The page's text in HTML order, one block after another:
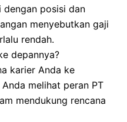
dengan posisi dan
menyebutkan gaji
rendah.
depannya?
karier Anda ke
melihat peran PT
mendukung rencana